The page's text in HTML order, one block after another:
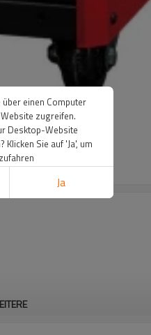
über einen Computer
zugreifen.
Desktop-Website
Sie auf 'Ja', um
Ja